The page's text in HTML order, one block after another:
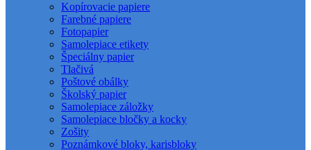
Kopírovacie papiere
Farebné papiere
Fotopapier
Samolepiace etikety
Špeciálny papier
Tlačivá
Poštové obálky
Školský papier
Samolepiace záložky
Samolepiace bločky a kocky
Zošity
Poznámkové bloky, karisbloky